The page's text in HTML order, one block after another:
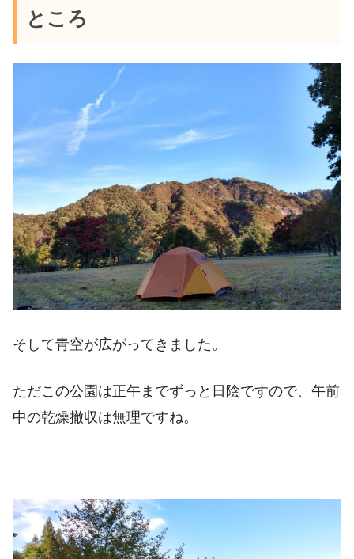
ところ
そして青空が広がってきました。
ただこの公園は正午までずっと日陰ですので、午前
中の乾燥撤収は無理ですね。